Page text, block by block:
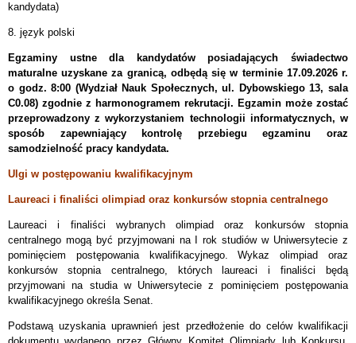
kandydata)
8. język polski
Egzaminy ustne dla kandydatów posiadających świadectwo
maturalne uzyskane za granicą, odbędą się w terminie 17.09.2026 r.
o godz. 8:00 (Wydział Nauk Społecznych, ul. Dybowskiego 13, sala
C0.08) zgodnie z harmonogramem rekrutacji. Egzamin może zostać
przeprowadzony z wykorzystaniem technologii informatycznych, w
sposób zapewniający kontrolę przebiegu egzaminu oraz
samodzielność pracy kandydata.
Ulgi w postępowaniu kwalifikacyjnym
Laureaci i finaliści olimpiad oraz konkursów stopnia centralnego
Laureaci i finaliści wybranych olimpiad oraz konkursów stopnia
centralnego mogą być przyjmowani na I rok studiów w Uniwersytecie z
pominięciem postępowania kwalifikacyjnego. Wykaz olimpiad oraz
konkursów stopnia centralnego, których laureaci i finaliści będą
przyjmowani na studia w Uniwersytecie z pominięciem postępowania
kwalifikacyjnego określa Senat.
Podstawą uzyskania uprawnień jest przedłożenie do celów kwalifikacji